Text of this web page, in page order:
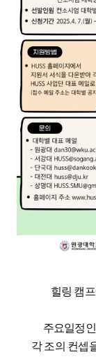
힐링 캠
주요일정인
각 조의 컨셉